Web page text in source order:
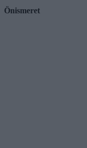
Önismeret